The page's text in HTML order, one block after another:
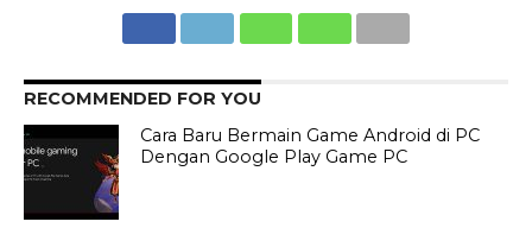
RECOMMENDED FOR YOU
Cara Baru Bermain Game Android di PC
Dengan Google Play Game PC